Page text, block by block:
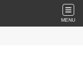
MENU